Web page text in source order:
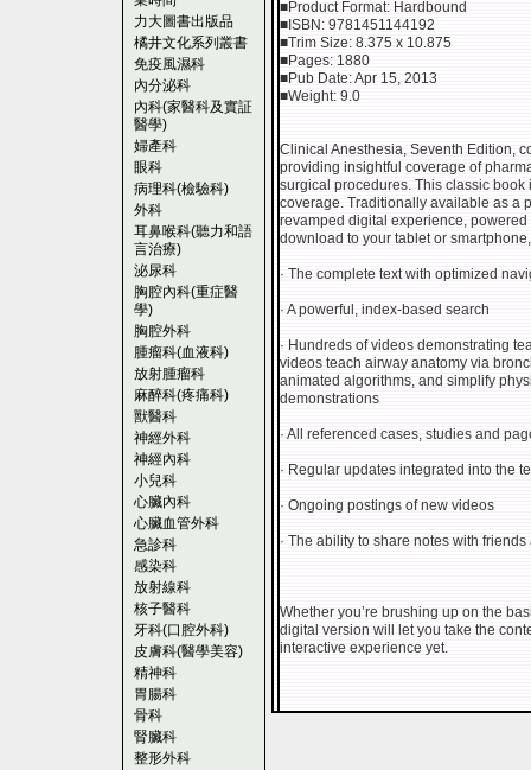
力大圖書出版品
橘井文化系列叢書
免疫風濕科
內分泌科
內科(家醫科及實証
醫學)
婦產科
眼科
病理科(檢驗科)
外科
耳鼻喉科(聽力和語
言治療)
泌尿科
胸腔內科(重症醫
學)
胸腔外科
腫瘤科(血液科)
放射腫瘤科
麻醉科(疼痛科)
獸醫科
神經外科
神經內科
小兒科
心臟內科
心臟血管外科
急診科
感染科
放射線科
核子醫科
牙科(口腔外科)
皮膚科(醫學美容)
精神科
胃腸科
骨科
腎臟科
整形外科
■Product Format: Hardbound
■ISBN: 9781451144192
■Trim Size: 8.375 x 10.875
■Pages: 1880
■Pub Date: Apr 15, 2013
■Weight: 9.0
Clinical Anesthesia, Seventh Edition,
providing insightful coverage of
surgical procedures. This classic
coverage. Traditionally available as a
revamped digital experience,
download to your tablet or
· The complete text with optimized
· A powerful, index-based search
· Hundreds of videos demonstrating
videos teach airway anatomy via
animated algorithms, and simplify
demonstrations
· All referenced cases, studies and
· Regular updates integrated into the
· Ongoing postings of new videos
· The ability to share notes with
Whether you’re brushing up on the
digital version will let you take the
interactive experience yet.